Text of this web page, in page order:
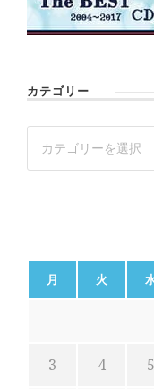
カテゴリー
月 火
3 4 5